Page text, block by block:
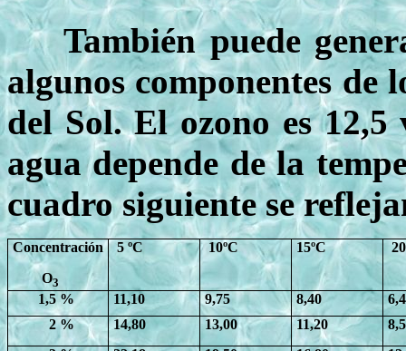
También puede
algunos componentes de
del Sol. El ozono es
agua depende de la
cuadro siguiente se
Concentración
O3
5 ºC 10ºC 15ºC
1,5 % 11,10 9,75 8,40
2 %
14,80 13,00 11,20